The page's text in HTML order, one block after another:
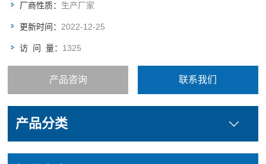
厂商性质： 生产厂家
更新时间： 2022-12-25
访 问 量： 1325
产品咨询 联系我们
产品分类